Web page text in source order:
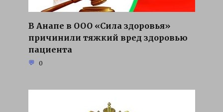
В Анапе в ООО «Сила здоровья»
причинили тяжкий вред здоровью
пациента
0